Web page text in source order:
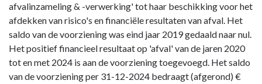
afvalinzameling & -verwerking' tot haar beschikking voor het
afdekken van risico's en financiële resultaten van afval. Het
saldo van de voorziening was eind jaar 2019 gedaald naar nul.
Het positief financieel resultaat op 'afval' van de jaren 2020
tot en met 2024 is aan de voorziening toegevoegd. Het saldo
van de voorziening per 31-12-2024 bedraagt (afgerond) €